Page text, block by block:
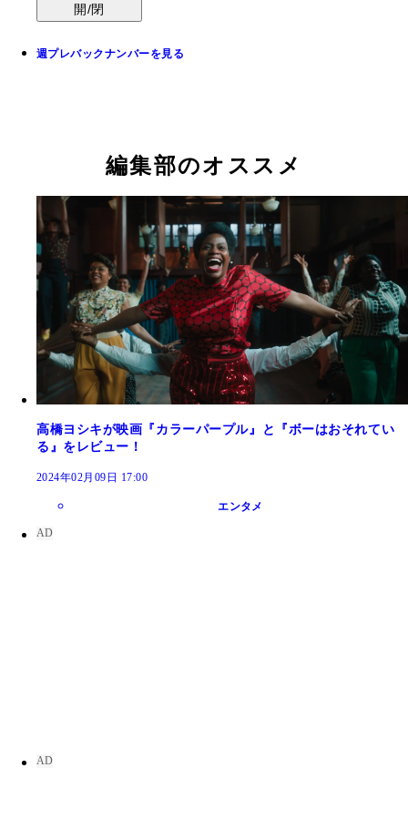
開/閉
週プレバックナンバーを見る
編集部のオススメ
高橋ヨシキが映画『カラーパープル』と『ボーはおそれてい
る』をレビュー！
2024年02月09日 17:00
エンタメ